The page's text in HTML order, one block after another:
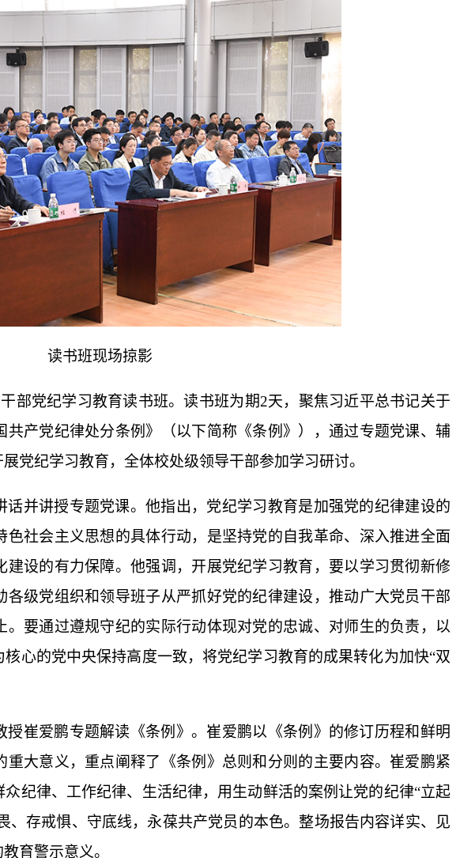
读书班现场掠影
部党纪学习教育读书班。读书班为期2天，聚焦习近平总书记关于
产党纪律处分条例》（以下简称《条例》），通过专题党课、辅
党纪学习教育，全体校处级领导干部参加学习研讨。
并讲授专题党课。他指出，党纪学习教育是加强党的纪律建设的
社会主义思想的具体行动，是坚持党的自我革命、深入推进全面
设的有力保障。他强调，开展党纪学习教育，要以学习贯彻新修
级党组织和领导班子从严抓好党的纪律建设，推动广大党员干部
要通过遵规守纪的实际行动体现对党的忠诚、对师生的负责，以
心的党中央保持高度一致，将党纪学习教育的成果转化为加快“双
崔爱鹏专题解读《条例》。崔爱鹏以《条例》的修订历程和鲜明
大意义，重点阐释了《条例》总则和分则的主要内容。崔爱鹏紧
纪律、工作纪律、生活纪律，用生动鲜活的案例让党的纪律“立起
、存戒惧、守底线，永葆共产党员的本色。整场报告内容详实、见
育警示意义。